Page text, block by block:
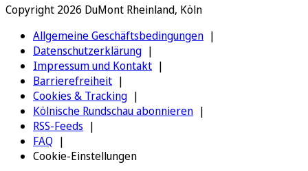
Copyright 2026 DuMont Rheinland, Köln
Allgemeine Geschäftsbedingungen
Datenschutzerklärung
Impressum und Kontakt
Barrierefreiheit
Cookies & Tracking
Kölnische Rundschau abonnieren
RSS-Feeds
FAQ
Cookie-Einstellungen